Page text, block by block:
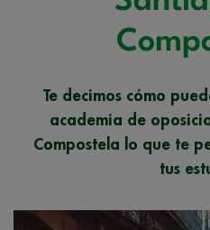
Te decimos cómo
academia de
Compostela lo que te
tus